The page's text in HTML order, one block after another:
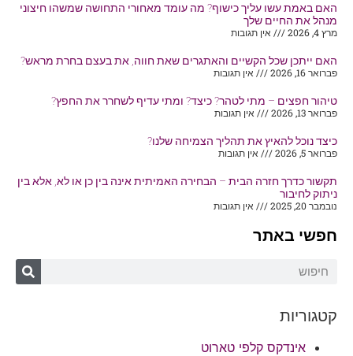
האם באמת עשו עליך כישוף? מה עומד מאחורי התחושה שמשהו חיצוני
מנהל את החיים שלך
מרץ 4, 2026
אין תגובות
האם ייתכן שכל הקשיים והאתגרים שאת חווה, את בעצם בחרת מראש?
פברואר 16, 2026
אין תגובות
טיהור חפצים – מתי לטהר? כיצד? ומתי עדיף לשחרר את החפץ?
פברואר 13, 2026
אין תגובות
כיצד נוכל להאיץ את תהליך הצמיחה שלנו?
פברואר 5, 2026
אין תגובות
תקשור כדרך חזרה הבית – הבחירה האמיתית אינה בין כן או לא, אלא בין
ניתוק לחיבור
נובמבר 20, 2025
אין תגובות
חפשי באתר
קטגוריות
אינדקס קלפי טארוט